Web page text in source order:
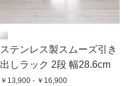
ステンレス製スムーズ引き
出しラック 2段 幅28.6cm
￥13,900 - ￥16,900